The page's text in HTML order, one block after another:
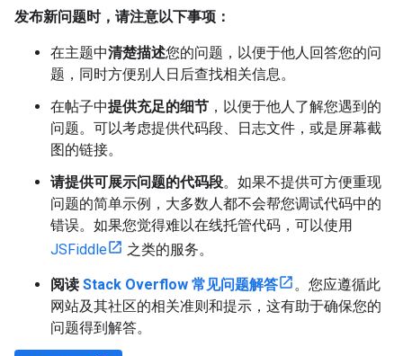
发布新问题时，请注意以下事项：
在主题中清楚描述您的问题，以便于他人回答您的问
题，同时方便别人日后查找相关信息。
在帖子中提供充足的细节 ，以便于他人了解您遇到的
问题。可以考虑提供代码段、日志文件，或是屏幕截
图的链接。
请提供可展示问题的代码段。如果不提供可方便重现
问题的简单示例，大多数人都不会帮您调试代码中的
错误。如果您觉得难以在线托管代码，可以使用
JSFiddle
之类的服务。
阅读 Stack Overflow 常见问题解答
。您应遵循此
网站及其社区的相关准则和提示，这有助于确保您的
问题得到解答。